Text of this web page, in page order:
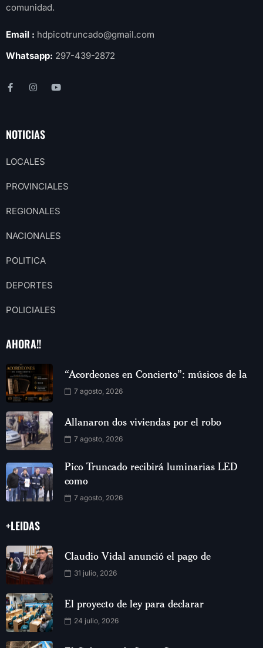
comunidad.
Email : hdpicotruncado@gmail.com
Whatsapp: 297-439-2872
NOTICIAS
LOCALES
PROVINCIALES
REGIONALES
NACIONALES
POLITICA
DEPORTES
POLICIALES
AHORA!!
“Acordeones en Concierto”: músicos de la
7 agosto, 2026
Allanaron dos viviendas por el robo
7 agosto, 2026
Pico Truncado recibirá luminarias LED
como
7 agosto, 2026
+LEIDAS
Claudio Vidal anunció el pago de
31 julio, 2026
El proyecto de ley para declarar
24 julio, 2026